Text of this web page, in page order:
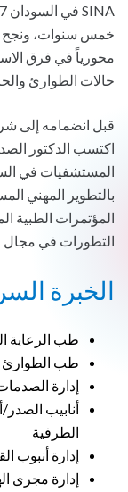
خمس سنوات، ونجح
محورياً في فرق
حالات الطوارئ
قبل انضمامه إلى
اكتسب الدكتور
المستشفيات في
بالتطوير المهني
المؤتمرات الطبية
التطورات في مجال
الخبرة
طب الرعاية
طب الطوارئ
إدارة
أنابيب
الطرفية
إدارة أنبوب
إدارة مجرى